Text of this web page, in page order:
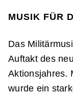
MUSIK FÜR
Das
Auftakt des
Aktionsjahres.
wurde ein